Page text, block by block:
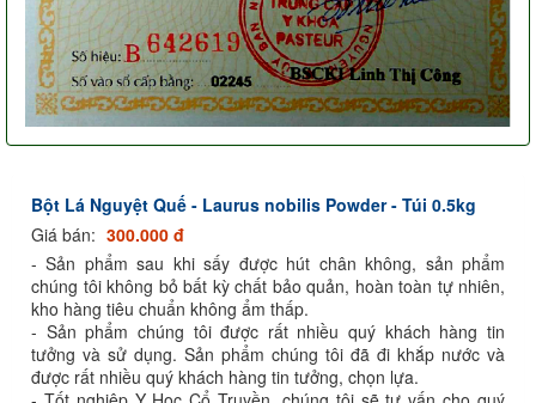
Bột Lá Nguyệt Quế - Laurus nobilis Powder - Túi 0.5kg
Giá bán: 300.000 đ
- Sản phẩm sau khi sấy được hút chân không, sản phẩm
chúng tôi không bỏ bất kỳ chất bảo quản, hoàn toàn tự nhiên,
kho hàng tiêu chuẩn không ẩm thấp.
- Sản phẩm chúng tôi được rất nhiều quý khách hàng tin
tưởng và sử dụng. Sản phẩm chúng tôi đã đi khắp nước và
được rất nhiều quý khách hàng tin tưởng, chọn lựa.